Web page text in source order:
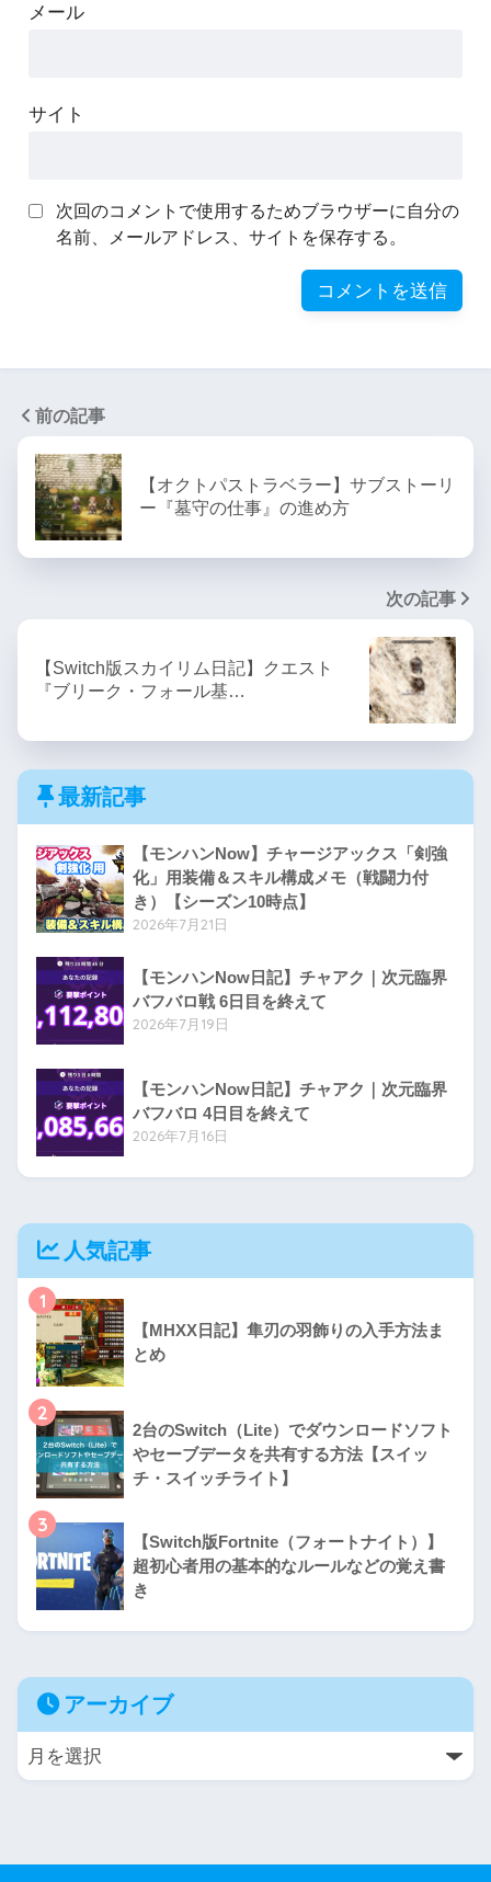
メール
サイト
次回のコメントで使用するためブラウザーに自分の
名前、メールアドレス、サイトを保存する。
前の記事
【オクトパストラベラー】サブストーリ
ー『墓守の仕事』の進め方
次の記事
【Switch版スカイリム日記】クエスト
『ブリーク・フォール基…
最新記事
【モンハンNow】チャージアックス「剣強
化」用装備＆スキル構成メモ（戦闘力付
き）【シーズン10時点】
2026年7月21日
【モンハンNow日記】チャアク｜次元臨界
バフバロ戦 6日目を終えて
2026年7月19日
【モンハンNow日記】チャアク｜次元臨界
バフバロ 4日目を終えて
2026年7月16日
人気記事
1
【MHXX日記】隼刃の羽飾りの入手方法ま
とめ
2
2台のSwitch（Lite）でダウンロードソフト
やセーブデータを共有する方法【スイッ
チ・スイッチライト】
3
【Switch版Fortnite（フォートナイト）】
超初心者用の基本的なルールなどの覚え書
き
アーカイブ